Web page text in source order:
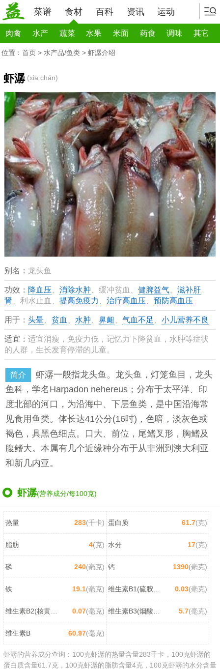
菜谱 食材 百科 资讯 运动
肉禽 水产 蔬菜 水果 米面 药食 调味 其它
位置： 首页 > 水产品/鱼类 > 虾潺介绍
虾潺 (xiā chán)
别名： 龙头鱼
功效： 降血压 消除水肿 、缓冲贫血、 健脾益气、 滋补肝
肾 、利水止血、 提高免疫力 治疗高血压 预防高血压
用于： 头晕 贫血 水肿 鼻衄 气血不足 小儿营养不良
适宜： 适宜消瘦，免疫力低，记忆力下降贫血，水肿等症状
的人群，生长发育停滞的儿童。
简介
虾潺一般指龙头鱼。龙头鱼，灯笼鱼目，龙头
鱼科，学名Harpadon nehereus；分布于太平洋、印
度北部的河口，为沿海中、下层鱼类，是中国沿海常
见食用鱼类。体长达41公分(16吋)，色暗，淡灰色或
褐色，具黑色细点。口大、前位，尾鳍叉形，胸鳍及
腹鳍大。本属有几个近缘种分布于从非洲到澳大利亚
和新几内亚。
虾潺(营养成分/每100克)
热量 283(千卡) 蛋白质 61.7(克)
脂肪 4(克) 水分 17(克)
磷 240(毫克) 钙 1390(毫克)
铁 19.1(毫克) 维生素B1(硫胺素) 0.03(毫克)
维生素B2(核黄素) 0.07(毫克) 5.7(毫克)
维生素B 60.97(毫克)
虾潺的营养成分查询：100克虾潺的热量含量283千卡，100克虾潺的
蛋白质含量61.7克，100克虾潺的脂肪含量4克，100克虾潺的水分含量